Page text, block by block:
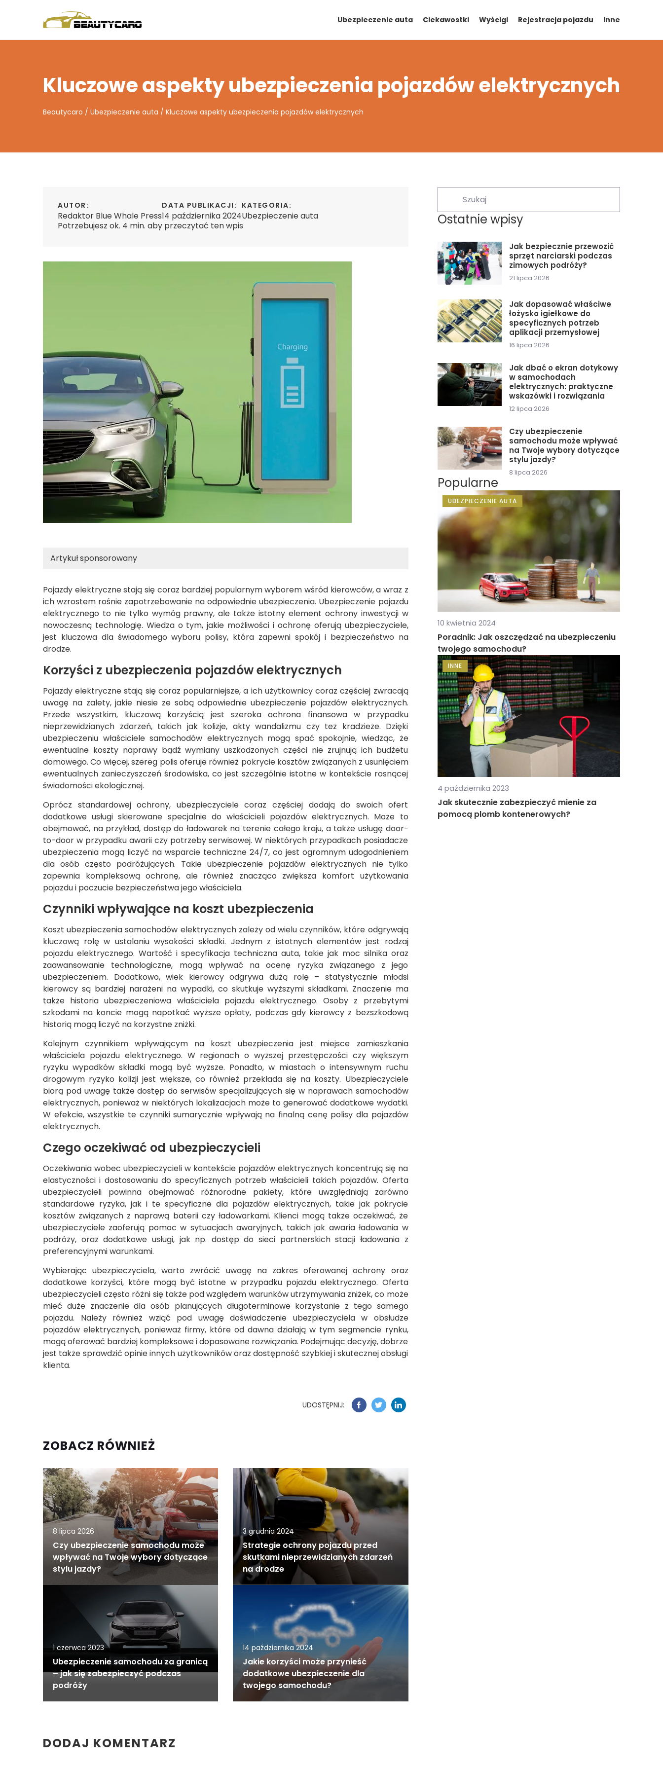
Ubezpieczenie auta Ciekawostki Wyścigi Rejestracja pojazdu Inne
Kluczowe aspekty ubezpieczenia pojazdów elektrycznych
Beautycaro / Ubezpieczenie auta / Kluczowe aspekty ubezpieczenia pojazdów elektrycznych
AUTOR:
Redaktor Blue Whale Press
DATA PUBLIKACJI:
14 października 2024
KATEGORIA:
Ubezpieczenie auta
Potrzebujesz ok. 4 min. aby przeczytać ten wpis
Artykuł sponsorowany
Pojazdy elektryczne stają się coraz bardziej popularnym wyborem wśród kierowców, a wraz z
ich wzrostem rośnie zapotrzebowanie na odpowiednie ubezpieczenia. Ubezpieczenie pojazdu
elektrycznego to nie tylko wymóg prawny, ale także istotny element ochrony inwestycji w
nowoczesną technologię. Wiedza o tym, jakie możliwości i ochronę oferują ubezpieczyciele,
jest kluczowa dla świadomego wyboru polisy, która zapewni spokój i bezpieczeństwo na
drodze.
Korzyści z ubezpieczenia pojazdów elektrycznych
Pojazdy elektryczne stają się coraz popularniejsze, a ich użytkownicy coraz częściej zwracają
uwagę na zalety, jakie niesie ze sobą odpowiednie ubezpieczenie pojazdów elektrycznych.
Przede wszystkim, kluczową korzyścią jest szeroka ochrona finansowa w przypadku
nieprzewidzianych zdarzeń, takich jak kolizje, akty wandalizmu czy też kradzieże. Dzięki
ubezpieczeniu właściciele samochodów elektrycznych mogą spać spokojnie, wiedząc, że
ewentualne koszty naprawy bądź wymiany uszkodzonych części nie zrujnują ich budżetu
domowego. Co więcej, szereg polis oferuje również pokrycie kosztów związanych z usunięciem
ewentualnych zanieczyszczeń środowiska, co jest szczególnie istotne w kontekście rosnącej
świadomości ekologicznej.
Oprócz standardowej ochrony, ubezpieczyciele coraz częściej dodają do swoich ofert
dodatkowe usługi skierowane specjalnie do właścicieli pojazdów elektrycznych. Może to
obejmować, na przykład, dostęp do ładowarek na terenie całego kraju, a także usługę door-
to-door w przypadku awarii czy potrzeby serwisowej. W niektórych przypadkach posiadacze
ubezpieczenia mogą liczyć na wsparcie techniczne 24/7, co jest ogromnym udogodnieniem
dla osób często podróżujących. Takie ubezpieczenie pojazdów elektrycznych nie tylko
zapewnia kompleksową ochronę, ale również znacząco zwiększa komfort użytkowania
pojazdu i poczucie bezpieczeństwa jego właściciela.
Czynniki wpływające na koszt ubezpieczenia
Koszt ubezpieczenia samochodów elektrycznych zależy od wielu czynników, które odgrywają
kluczową rolę w ustalaniu wysokości składki. Jednym z istotnych elementów jest rodzaj
pojazdu elektrycznego. Wartość i specyfikacja techniczna auta, takie jak moc silnika oraz
zaawansowanie technologiczne, mogą wpływać na ocenę ryzyka związanego z jego
ubezpieczeniem. Dodatkowo, wiek kierowcy odgrywa dużą rolę – statystycznie młodsi
kierowcy są bardziej narażeni na wypadki, co skutkuje wyższymi składkami. Znaczenie ma
także historia ubezpieczeniowa właściciela pojazdu elektrycznego. Osoby z przebytymi
szkodami na koncie mogą napotkać wyższe opłaty, podczas gdy kierowcy z bezszkodową
historią mogą liczyć na korzystne zniżki.
Kolejnym czynnikiem wpływającym na koszt ubezpieczenia jest miejsce zamieszkania
właściciela pojazdu elektrycznego. W regionach o wyższej przestępczości czy większym
ryzyku wypadków składki mogą być wyższe. Ponadto, w miastach o intensywnym ruchu
drogowym ryzyko kolizji jest większe, co również przekłada się na koszty. Ubezpieczyciele
biorą pod uwagę także dostęp do serwisów specjalizujących się w naprawach samochodów
elektrycznych, ponieważ w niektórych lokalizacjach może to generować dodatkowe wydatki.
W efekcie, wszystkie te czynniki sumarycznie wpływają na finalną cenę polisy dla pojazdów
elektrycznych.
Czego oczekiwać od ubezpieczycieli
Oczekiwania wobec ubezpieczycieli w kontekście pojazdów elektrycznych koncentrują się na
elastyczności i dostosowaniu do specyficznych potrzeb właścicieli takich pojazdów. Oferta
ubezpieczycieli powinna obejmować różnorodne pakiety, które uwzględniają zarówno
standardowe ryzyka, jak i te specyficzne dla pojazdów elektrycznych, takie jak pokrycie
kosztów związanych z naprawą baterii czy ładowarkami. Klienci mogą także oczekiwać, że
ubezpieczyciele zaoferują pomoc w sytuacjach awaryjnych, takich jak awaria ładowania w
podróży, oraz dodatkowe usługi, jak np. dostęp do sieci partnerskich stacji ładowania z
preferencyjnymi warunkami.
Wybierając ubezpieczyciela, warto zwrócić uwagę na zakres oferowanej ochrony oraz
dodatkowe korzyści, które mogą być istotne w przypadku pojazdu elektrycznego. Oferta
ubezpieczycieli często różni się także pod względem warunków utrzymywania zniżek, co może
mieć duże znaczenie dla osób planujących długoterminowe korzystanie z tego samego
pojazdu. Należy również wziąć pod uwagę doświadczenie ubezpieczyciela w obsłudze
pojazdów elektrycznych, ponieważ firmy, które od dawna działają w tym segmencie rynku,
mogą oferować bardziej kompleksowe i dopasowane rozwiązania. Podejmując decyzję, dobrze
jest także sprawdzić opinie innych użytkowników oraz dostępność szybkiej i skutecznej obsługi
klienta.
UDOSTĘPNIJ:
ZOBACZ RÓWNIEŻ
8 lipca 2026
Czy ubezpieczenie samochodu może
wpływać na Twoje wybory dotyczące
stylu jazdy?
3 grudnia 2024
Strategie ochrony pojazdu przed
skutkami nieprzewidzianych zdarzeń
na drodze
1 czerwca 2023
Ubezpieczenie samochodu za granicą
– jak się zabezpieczyć podczas
podróży
14 października 2024
Jakie korzyści może przynieść
dodatkowe ubezpieczenie dla
twojego samochodu?
Ostatnie wpisy
Jak bezpiecznie przewozić
sprzęt narciarski podczas
zimowych podróży?
21 lipca 2026
Jak dopasować właściwe
łożysko igiełkowe do
specyficznych potrzeb
aplikacji przemysłowej
16 lipca 2026
Jak dbać o ekran dotykowy
w samochodach
elektrycznych: praktyczne
wskazówki i rozwiązania
12 lipca 2026
Czy ubezpieczenie
samochodu może wpływać
na Twoje wybory dotyczące
stylu jazdy?
8 lipca 2026
Popularne
UBEZPIECZENIE AUTA
10 kwietnia 2024
Poradnik: Jak oszczędzać na ubezpieczeniu
twojego samochodu?
INNE
4 października 2023
Jak skutecznie zabezpieczyć mienie za
pomocą plomb kontenerowych?
DODAJ KOMENTARZ